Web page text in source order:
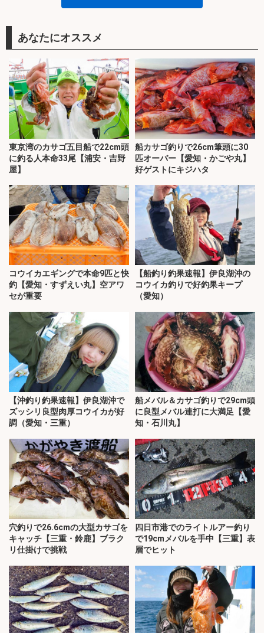
あなたにオススメ
東京湾のカサゴ五目船で22cm頭
に釣る人本命33尾【浦安・吉野
屋】
船カサゴ釣りで26cm筆頭に30
匹オーバー【愛知・かごや丸】
好ゲストにキジハタ
コウイカエギングで本命9匹と快
釣【愛知・すずえい丸】空アワ
セが重要
【船釣り釣果速報】伊良湖沖の
コウイカ釣りで好釣果キープ
（愛知）
【沖釣り釣果速報】伊良湖沖で
ズッシリ良型肉厚コウイカが好
調（愛知・三重）
船メバル＆カサゴ釣りで29cm頭
に良型メバル連打に大満足【愛
知・石川丸】
穴釣りで26.6cmの大型カサゴを
キャッチ【三重・鈴鹿】ブラク
リ仕掛けで挑戦
四日市港でのライトルアー釣り
で19cmメバルを手中【三重】表
層でヒット